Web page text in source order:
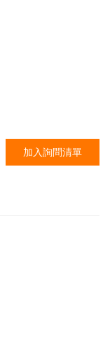
加入詢問清單